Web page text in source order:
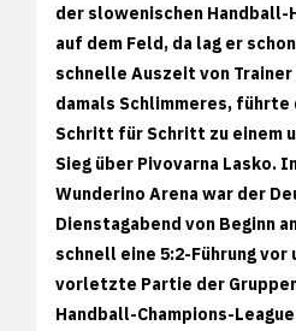
der slowenischen Handball-
auf dem Feld, da lag er
schnelle Auszeit von
damals Schlimmeres, führte
Schritt für Schritt zu einem
Sieg über Pivovarna Lasko.
Wunderino Arena war der
Dienstagabend von Beginn
schnell eine 5:2-Führung vor
vorletzte Partie der
Handball-Champions-